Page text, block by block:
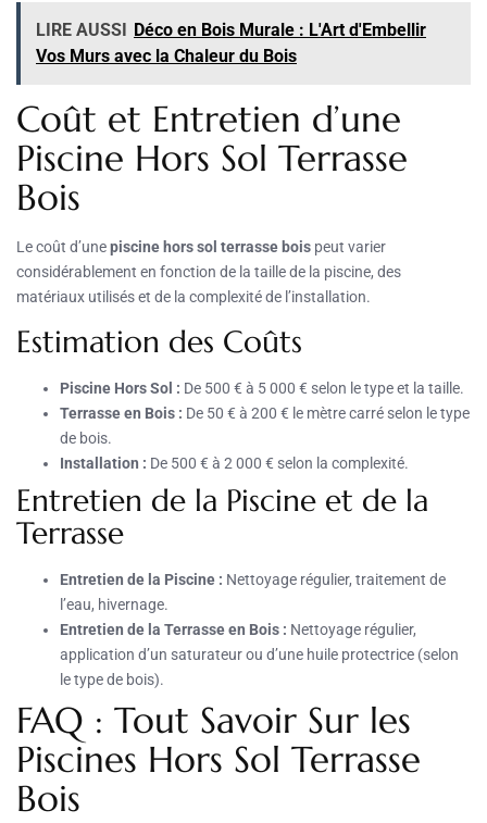
LIRE AUSSI Déco en Bois Murale : L'Art d'Embellir
Vos Murs avec la Chaleur du Bois
Coût et Entretien d’une
Piscine Hors Sol Terrasse
Bois
Le coût d’unepiscine hors sol terrasse bois peut varier
considérablement en fonction de la taille de la piscine, des
matériaux utilisés et de la complexité de l’installation.
Estimation des Coûts
Piscine Hors Sol : De 500 € à 5 000 € selon le type et la taille.
Terrasse en Bois : De 50 € à 200 € le mètre carré selon le type
de bois.
Installation : De 500 € à 2 000 € selon la complexité.
Entretien de la Piscine et de la
Terrasse
Entretien de la Piscine : Nettoyage régulier, traitement de
l’eau, hivernage.
Entretien de la Terrasse en Bois : Nettoyage régulier,
application d’un saturateur ou d’une huile protectrice (selon
le type de bois).
FAQ : Tout Savoir Sur les
Piscines Hors Sol Terrasse
Bois